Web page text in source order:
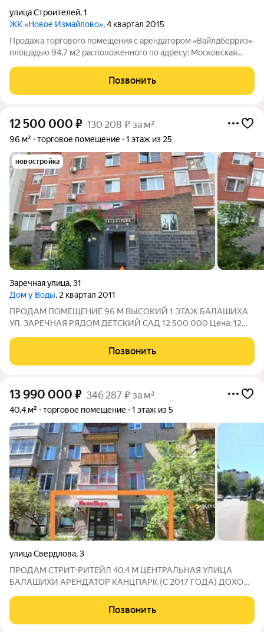
улица Строителей,1
ЖК «Новое Измайлово», 4 квартал 2015
Продажа торгового помещения с арендатором «Вайлдберриз»
площадью 94,7 м2 расположенного по адресу: Московская
транспорте от метро Никольское). Помещение располагается
на 1-м этаже первой линии
Позвонить
12 500 000 ₽ 130 208 ₽ за м²
96 м² торговое помещение 1 этаж из 25
новостройка
Заречная улица,31
Дом у Воды, 2 квартал 2011
ПРОДАМ ПОМЕЩЕНИЕ 96 М ВЫСОКИЙ 1 ЭТАЖ БАЛАШИХА
УЛ. ЗАРЕЧНАЯ РЯДОМ ДЕТСКИЙ САД 12 500 000 Цена: 12
Заречная, 31 Локация: г. Балашиха, ул. Заречная, 31. Высокий
первый этаж 25-этажного
Позвонить
13 990 000 ₽ 346 287 ₽ за м²
40,4 м² торговое помещение 1 этаж из 5
улица Свердлова,3
ПРОДАМ СТРИТ-РИТЕЙЛ 40,4 М ЦЕНТРАЛЬНАЯ УЛИЦА
БАЛАШИХИ АРЕНДАТОР КАНЦПАРК (С 2017 ГОДА) ДОХОД
Площадь: 40,4 м Арендатор: «Канцпарк» (с 2017 года 8 лет
стабильных платежей) Доход: 120 000 /мес.
Позвонить